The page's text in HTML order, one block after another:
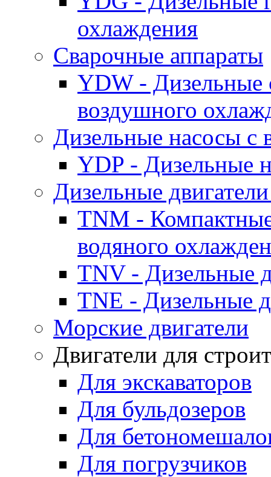
охлаждения
Cварочные аппараты
YDW - Дизельные
воздушного
Дизельные насосы
YDP - Дизельные
Дизельные
TNM -
водяного
TNV - Дизельные
TNE - Дизельные
Морские двигатели
Двигатели для
Для экскаваторов
Для бульдозеров
Для
Для погрузчиков